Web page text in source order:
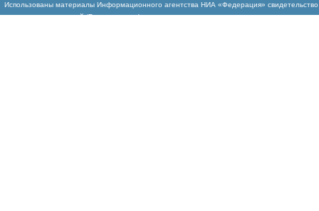
Использованы материалы Информационного агентства НИА «Федерация»
массовых коммуникаций (Роскомнадзор)